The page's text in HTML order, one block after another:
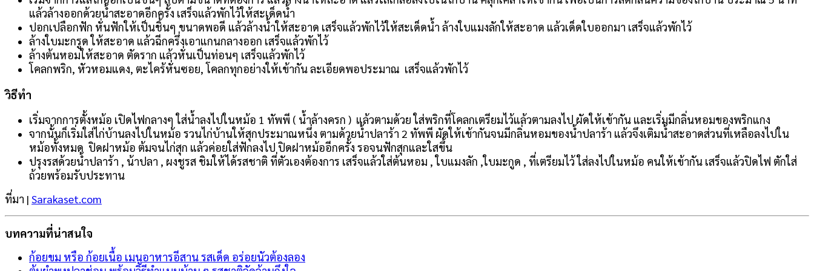
แล้วล้างออกด้วยน้ำสะอาดอีกครั้ง เสร็จแล้วพักไว้ให้สะเด็ดน้ำ
ปอกเปลือกฟัก หั่นฟักให้เป็นชิ้นๆ ขนาดพอดี แล้วล้างน้ำให้สะอาด เสร็จแล้วพักไว้ให้สะเด็ดน้ำ ล้างใบแมงลักให้สะอาด แล้วเด็ดใบออกมา เสร็จแล้วพักไว้
ล้างใบมะกรูด ให้สะอาด แล้วฉีกครึ่งเอาแกนกลางออก เสร็จแล้วพักไว้
ล้างต้นหอมให้สะอาด ตัดราก แล้วหั่นเป็นท่อนๆ เสร็จแล้วพักไว้
โคลกพริก, หัวหอมแดง, ตะไคร้หั่นซอย, โคลกทุกอย่างให้เข้ากัน ละเอียดพอประมาณ เสร็จแล้วพักไว้
วิธีทำ
เริ่มจากการตั้งหม้อ เปิดไฟกลางๆ ใส่น้ำลงไปในหม้อ 1 ทัพพี ( น้ำล้างครก ) แล้วตามด้วย ใส่พริกที่โคลกเตรียมไว้แล้วตามลงไป ผัดให้เข้ากัน และเริ่มมีกลิ่นหอมของพริกแกง
จากนั้นก็เริ่มใส่ไก่บ้านลงไปในหม้อ รวนไก่บ้านให้สุกประมาณหนึ่ง ตามด้วยน้ำปลาร้า 2 ทัพพี ผัดให้เข้ากันจนมีกลิ่นหอมของน้ำปลาร้า แล้วจึงเติมน้ำสะอาดส่วนที่เหลือลงไปใน
หม้อทั้งหมด ปิดฝาหม้อ ต้มจนไก่สุก แล้วค่อยใส่ฟักลงไป ปิดฝาหม้ออีกครั้ง รอจนฟักสุกและใสขึ้น
ปรุงรสด้วยน้ำปลาร้า , น้าปลา , ผงชูรส ชิมให้ได้รสชาติ ที่ตัวเองต้องการ เสร็จแล้วใส่ต้นหอม , ใบแมงลัก ,ใบมะกูด , ที่เตรียมไว้ ใส่ลงไปในหม้อ คนให้เข้ากัน เสร็จแล้วปิดไฟ ตักใส่
ถ้วยพร้อมรับประทาน
ที่มา | Sarakaset.com
บทความที่น่าสนใจ
ก้อยขม หรือ ก้อยเนื้อ เมนูอาหารอีสาน รสเด็ด อร่อยนัวต้องลอง